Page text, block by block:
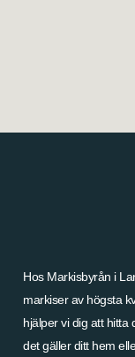
Hos Markisbyrån i
markiser av högsta
hjälper vi dig att hitta
det gäller ditt hem